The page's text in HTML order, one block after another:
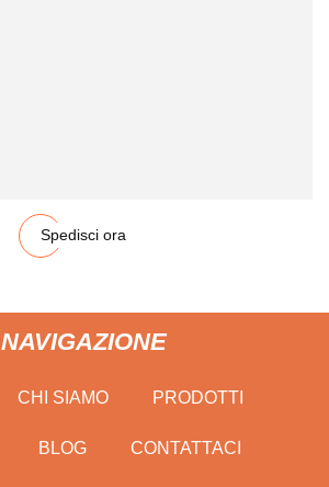
Spedisci ora
NAVIGAZIONE
CHI SIAMO PRODOTTI
BLOG CONTATTACI